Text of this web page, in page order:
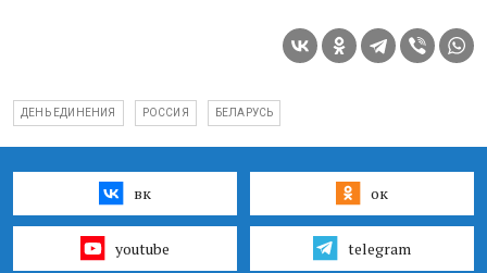
ДЕНЬ ЕДИНЕНИЯ РОССИЯ БЕЛАРУСЬ
вк ок
youtube telegram